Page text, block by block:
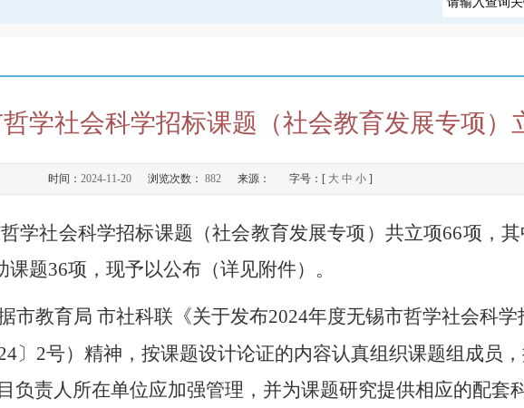
学社会科学招标课题（社会教育发展专项）
时间： 2024-11-20 浏览次数： 882 来源： 字号：[ 大 中 小 ]
学社会科学招标课题 （社会教育发展专项）共立项66项，
课题36项，现予以公布（详见附件）。
市教育局 市社科联《关于发布2024年度无锡市哲学社会科
〕 2号）精神，按课题设计论证的内容认真组织课题组成员
负责人所在单位应加强管理，并为课题研究提供相应的配套